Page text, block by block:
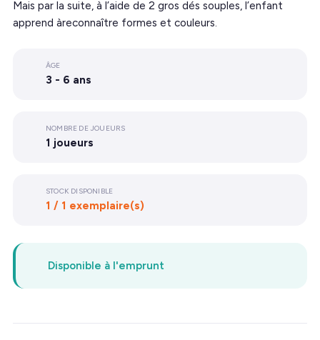
Mais par la suite, à l’aide de 2 gros dés souples, l’enfant
apprend àreconnaître formes et couleurs.
ÂGE
3 - 6 ans
NOMBRE DE JOUEURS
1 joueurs
STOCK DISPONIBLE
1 / 1 exemplaire(s)
Disponible à l'emprunt